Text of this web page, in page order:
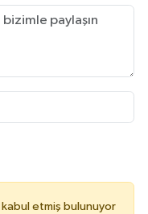
kabul etmiş bulunuyor